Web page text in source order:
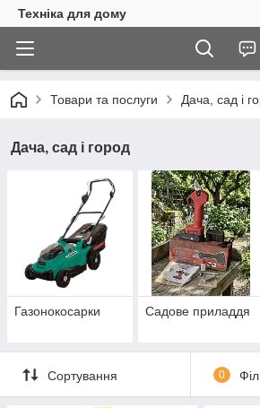
Техніка для дому
Товари та послуги Дача, сад і
Дача, сад і город
Газонокосарки Садове приладдя
Сортування 0